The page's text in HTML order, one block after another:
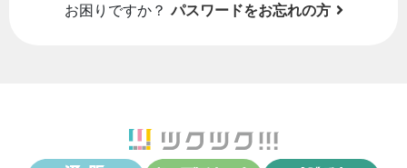
お困りですか？ パスワードをお忘れの方